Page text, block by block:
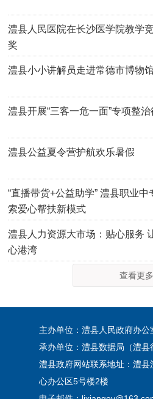
澧县人民医院在长沙医学院教学
奖
澧县小小讲解员走进常德市博物
澧县开展“三客一危一面”专项整治
澧县公益夏令营护航欢乐暑假
“直播带货+公益助学” 澧县职业
索爱心帮扶新模式
澧县人力资源大市场：贴心服务
心港湾
查看更多
主办单位：澧县人民政府办公
承办单位：澧县数据局（澧县
澧县政府网站联系地址：澧县
心办公区5号楼2楼